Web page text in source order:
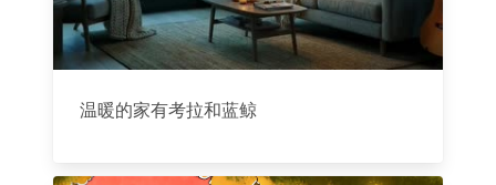
温暖的家有考拉和蓝鲸